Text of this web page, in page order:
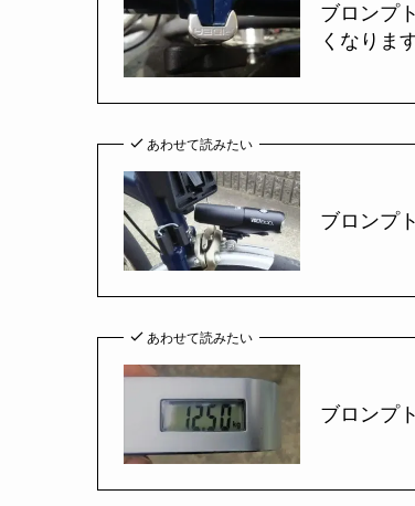
ブロンプ
くなりま
あわせて読みたい
ブロンプ
あわせて読みたい
ブロンプ